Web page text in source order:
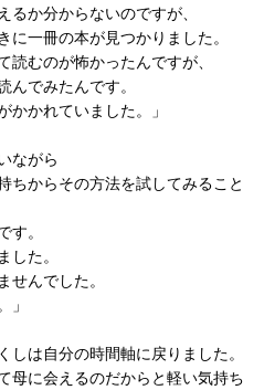
るか分からないのですが、
一冊の本が見つかりました。
むのが怖かったんですが、
んでみたんです。
かかれていました。」
ながら
ちからその方法を試してみること
。
た。
んでした。
」
しは自分の時間軸に戻りました。
母に会えるのだからと軽い気持ち